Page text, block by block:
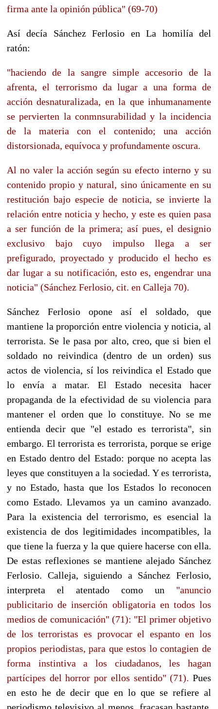
firma ante la opinión pública" (69-70)
Así decía Sánchez Ferlosio en La homilía del
ratón:
"haciendo de la sangre simple accesorio de la
afrenta, el terrorismo da lugar a una forma de
acción desnaturalizada, en la que inhumanamente
se pervierten la conmnsurabilidad y la incidencia
de la materia con el contenido; una acción
distorsionada, equívoca y profundamente oscura.
Al no valer la acción según su efecto interno y su
contenido propio y natural, sino únicamente en su
restitución bajo especie de noticia, se invierte la
relación entre noticia y hecho, y este es quien pasa
a ser función de la primera; así pues, el designio
exclusivo bajo cuyo impulso llega a ser
prefigurado, proyectado y producido el hecho es
dar lugar a su notificación, esto es, engendrar una
noticia" (Sánchez Ferlosio, cit. en Calleja 70).
Sánchez Ferlosio opone así el soldado, que
mantiene la proporción entre violencia y noticia, al
terrorista. Se le pasa por alto, creo, que si bien el
soldado no reivindica (dentro de un orden) sus
actos de violencia, sí los reivindica el Estado que
lo envía a matar. El Estado necesita hacer
propaganda de la efectividad de su violencia para
mantener el orden que lo constituye. No se me
entienda decir que "el estado es terrorista", sin
embargo. El terrorista es terrorista, porque se erige
en Estado dentro del Estado: porque no acepta las
leyes que constituyen a la sociedad. Y es terrorista,
y no Estado, hasta que los Estados lo reconocen
como Estado. Llevamos ya un camino avanzado.
Para la existencia del terrorismo, es esencial la
existencia de dos legitimidades incompatibles, la
que tiene la fuerza y la que quiere hacerse con ella.
De estas reflexiones se mantiene alejado Sánchez
Ferlosio. Calleja, siguiendo a Sánchez Ferlosio,
interpreta el atentado como un "anuncio
publicitario de inserción obligatoria en todos los
medios de comunicación" (71): "El primer objetivo
de los terroristas es provocar el espanto en los
propios periodistas, para que estos lo contagien de
forma instintiva a los ciudadanos, les hagan
partícipes del horror por ellos sentido" (71). Pues
en esto he de decir que en lo que se refiere al